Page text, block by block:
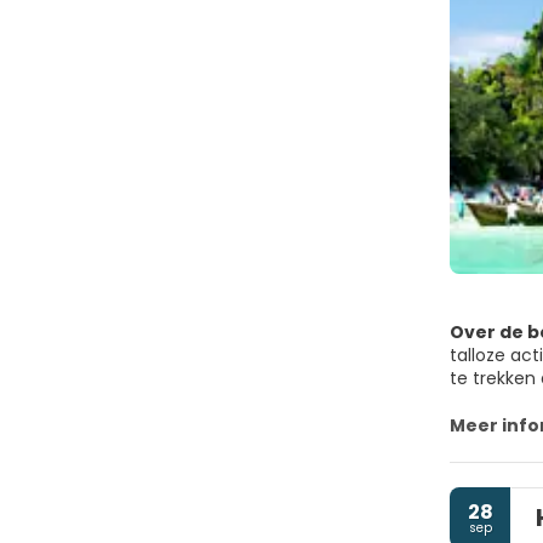
Over de
talloze
te trekken
aan toe
Phi Phi
Meer
28
sep